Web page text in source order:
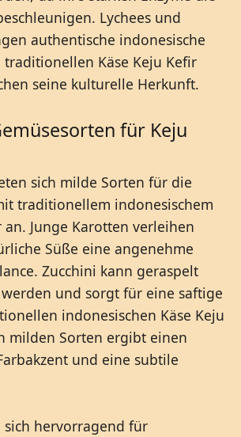
Lychees und
authentische indonesische
Käse Keju Kefir
seine kulturelle Herkunft.
für Keju
sich milde Sorten für die
traditionellem indonesischem
an. Junge Karotten verleihen
Süße eine angenehme
Zucchini kann geraspelt
und sorgt für eine saftige
indonesischen Käse Keju
milden Sorten ergibt einen
und eine subtile
sich hervorragend für